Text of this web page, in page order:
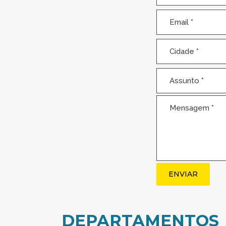
mail
(obrigatório)
(obrigatório)
(obrigatório)
(obrigatório)
DEPARTAMENTOS